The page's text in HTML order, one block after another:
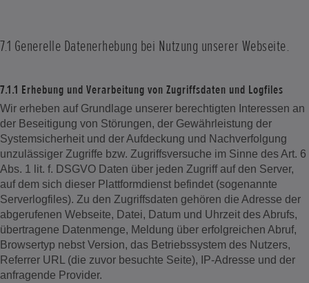
7.1 Generelle Datenerhebung bei Nutzung unserer Webseite.
7.1.1 Erhebung und Verarbeitung von Zugriffsdaten und Logfiles
Wir erheben auf Grundlage unserer berechtigten Interessen an
der Beseitigung von Störungen, der Gewährleistung der
Systemsicherheit und der Aufdeckung und Nachverfolgung
unzulässiger Zugriffe bzw. Zugriffsversuche im Sinne des Art. 6
Abs. 1 lit. f. DSGVO Daten über jeden Zugriff auf den Server,
auf dem sich dieser Plattformdienst befindet (sogenannte
Serverlogfiles). Zu den Zugriffsdaten gehören die Adresse der
abgerufenen Webseite, Datei, Datum und Uhrzeit des Abrufs,
übertragene Datenmenge, Meldung über erfolgreichen Abruf,
Browsertyp nebst Version, das Betriebssystem des Nutzers,
Referrer URL (die zuvor besuchte Seite), IP-Adresse und der
anfragende Provider.